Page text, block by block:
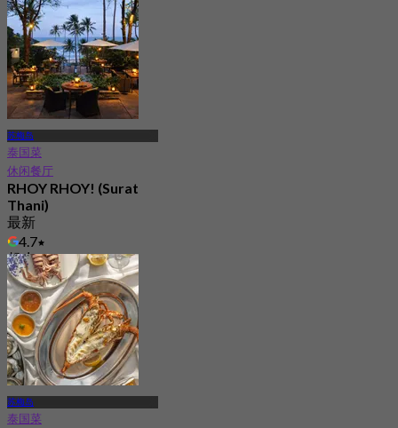
苏梅岛
泰国菜
休闲餐厅
RHOY RHOY! (Surat
Thani)
最新
4.7
起฿ 625
苏梅岛
泰国菜